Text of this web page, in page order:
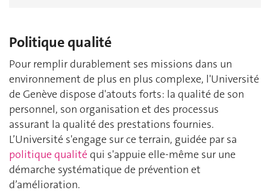
Politique qualité
Pour remplir durablement ses missions dans un
environnement de plus en plus complexe, l'Université
de Genève dispose d'atouts forts: la qualité de son
personnel, son organisation et des processus
assurant la qualité des prestations fournies.
L’Université s'engage sur ce terrain, guidée par sa
politique qualité qui s'appuie elle-même sur une
démarche systématique de prévention et
d’amélioration.